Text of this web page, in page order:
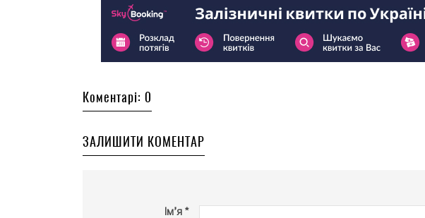
Коментарі: 0
ЗАЛИШИТИ КОМЕНТАР
Ім’я *